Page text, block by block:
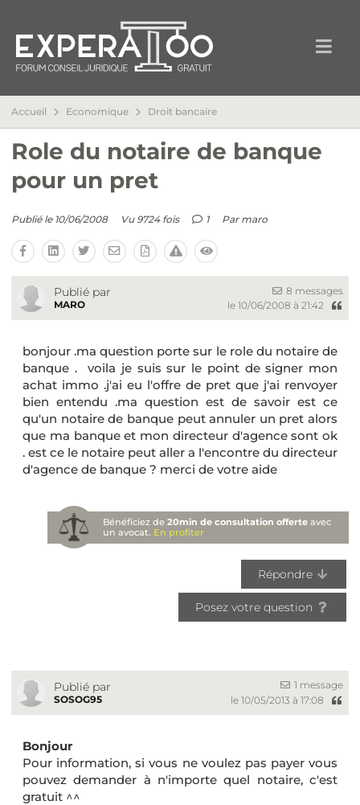
Accueil Economique Droit bancaire
Role du notaire de banque
pour un pret
Publié le 10/06/2008 Vu 9724 fois 1 Par maro
Publié par
MARO
8 messages
le 10/06/2008 à 21:42
bonjour .ma question porte sur le role du notaire de
banque . voila je suis sur le point de signer mon
achat immo .j'ai eu l'offre de pret que j'ai renvoyer
bien entendu .ma question est de savoir est ce
qu'un notaire de banque peut annuler un pret alors
que ma banque et mon directeur d'agence sont ok
. est ce le notaire peut aller a l'encontre du directeur
d'agence de banque ? merci de votre aide
Bénéficiez de20min de consultation offerte avec
un avocat. En profiter
Répondre
Posez votre question
Publié par
SOSOG95
1 message
le 10/05/2013 à 17:08
Bonjour
Pour information, si vous ne voulez pas payer vous
pouvez demander à n'importe quel notaire, c'est
gratuit ^^